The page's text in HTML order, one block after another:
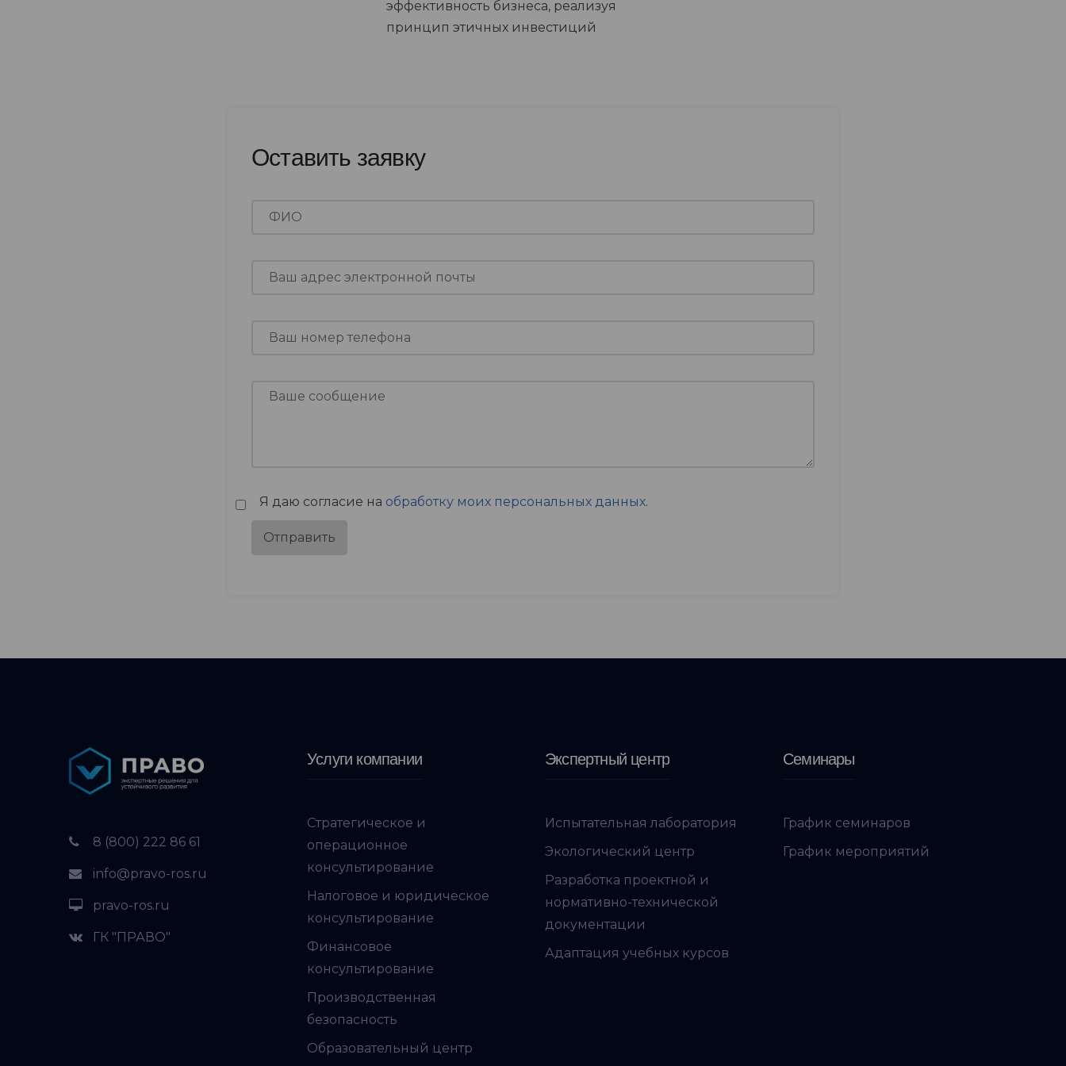
эффективность бизнеса, реализуя
принцип этичных инвестиций
Оставить заявку
Я даю согласие на обработку моих персональных данных.
8 (800) 222 86 61
info@pravo-ros.ru
pravo-ros.ru
ГК "ПРАВО"
Услуги компании
Стратегическое и
операционное
консультирование
Налоговое и юридическое
консультирование
Финансовое
консультирование
Производственная
безопасность
Образовательный центр
Экспертный центр
Испытательная лаборатория
Экологический центр
Разработка проектной и
нормативно-технической
документации
Адаптация учебных курсов
Семинары
График семинаров
График мероприятий